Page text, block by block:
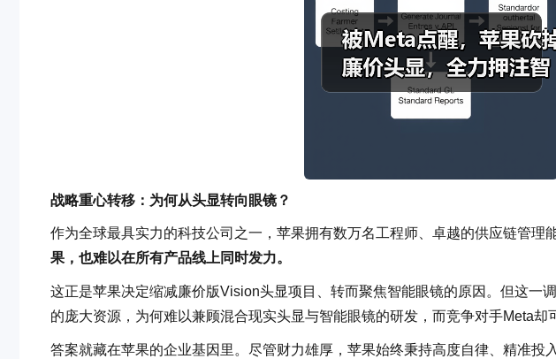
战略重心转移：为何从头显转向眼镜？
作为全球最具实力的科技公司之一，苹果拥有数万名工程师、卓越的供应链管理
果，也难以在所有产品线上同时发力。
这正是苹果决定缩减廉价版Vision头显项目、转而聚焦智能眼镜的原因。但这一
的庞大资源，为何难以兼顾混合现实头显与智能眼镜的研发，而竞争对手Meta却
答案就藏在苹果的企业基因里。尽管财力雄厚，苹果始终秉持高度自律、精准投入